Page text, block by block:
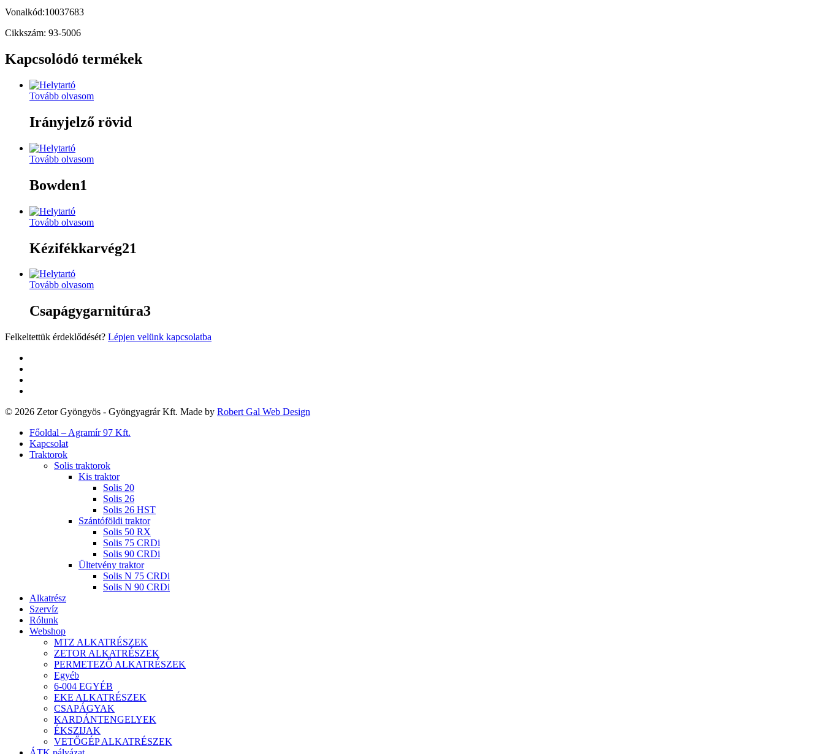
Vonalkód:10037683
Cikkszám: 93-5006
Kapcsolódó termékek
Tovább olvasom
Irányjelző rövid
Tovább olvasom
Bowden1
Tovább olvasom
Kézifékkarvég21
Tovább olvasom
Csapágygarnitúra3
Felkeltettük érdeklődését? Lépjen velünk kapcsolatba
© 2026 Zetor Gyöngyös - Gyöngyagrár Kft. Made by Robert Gal Web Design
Close
Menu
Főoldal – Agramír 97 Kft.
Kapcsolat
Traktorok
Solis traktorok
Kis traktor
Solis 20
Solis 26
Solis 26 HST
Szántóföldi traktor
Solis 50 RX
Solis 75 CRDi
Solis 90 CRDi
Ültetvény traktor
Solis N 75 CRDi
Solis N 90 CRDi
Alkatrész
Szervíz
Rólunk
Webshop
MTZ ALKATRÉSZEK
ZETOR ALKATRÉSZEK
PERMETEZŐ ALKATRÉSZEK
Egyéb
6-004 EGYÉB
EKE ALKATRÉSZEK
CSAPÁGYAK
KARDÁNTENGELYEK
ÉKSZIJAK
VETŐGÉP ALKATRÉSZEK